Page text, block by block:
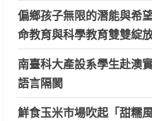
偏鄉孩子無限的潛能與希
命教育與科學教育雙雙綻
南臺科大產設系學生赴澳
語言隔閡
鮮食玉米市場吹起「甜糯